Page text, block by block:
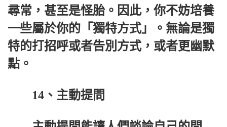
尋常，甚至是怪胎。因此，你不妨培養
一些屬於你的「獨特方式」。無論是獨
特的打招呼或者告別方式，或者更幽默
點。
14、主動提問